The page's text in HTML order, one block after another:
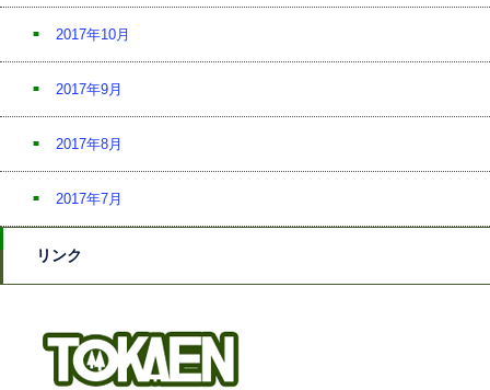
2017年10月
2017年9月
2017年8月
2017年7月
リンク